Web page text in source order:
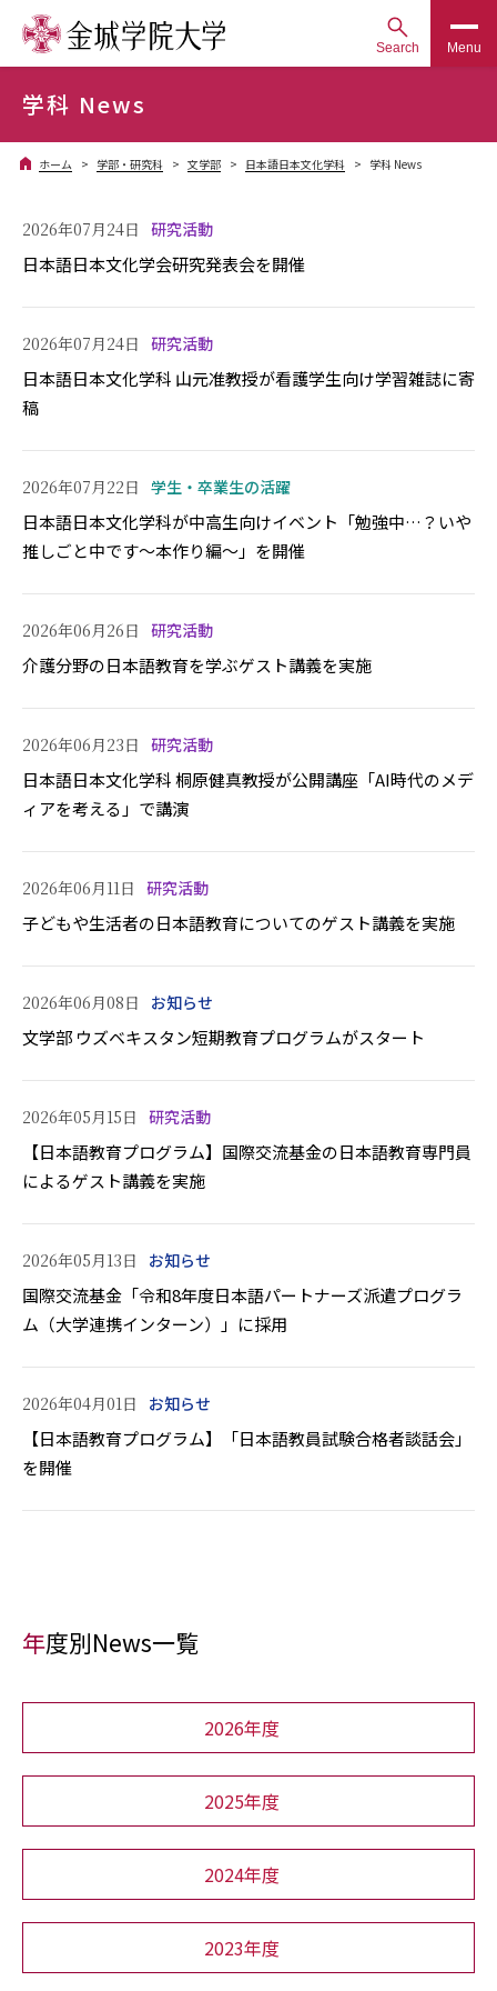
Search Menu
学科 News
ホーム 学部・研究科 文学部 日本語日本文化学科 学科 News
2026年07月24日 研究活動
日本語日本文化学会研究発表会を開催
2026年07月24日 研究活動
日本語日本文化学科 山元准教授が看護学生向け学習雑誌に寄
稿
2026年07月22日 学生・卒業生の活躍
日本語日本文化学科が中高生向けイベント「勉強中…？いや
推しごと中です～本作り編～」を開催
2026年06月26日 研究活動
介護分野の日本語教育を学ぶゲスト講義を実施
2026年06月23日 研究活動
日本語日本文化学科 桐原健真教授が公開講座「AI時代のメデ
ィアを考える」で講演
2026年06月11日 研究活動
子どもや生活者の日本語教育についてのゲスト講義を実施
2026年06月08日 お知らせ
文学部 ウズベキスタン短期教育プログラムがスタート
2026年05月15日 研究活動
【日本語教育プログラム】国際交流基金の日本語教育専門員
によるゲスト講義を実施
2026年05月13日 お知らせ
国際交流基金「令和8年度日本語パートナーズ派遣プログラ
ム（大学連携インターン）」に採用
2026年04月01日 お知らせ
【日本語教育プログラム】「日本語教員試験合格者談話会」
を開催
年度別News一覧
2026年度
2025年度
2024年度
2023年度